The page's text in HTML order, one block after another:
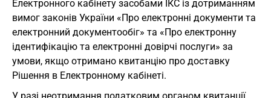
Електронного кабінету засобами ІКС із дотриманням
вимог законів України «Про електронні документи та
електронний документообіг» та «Про електронну
ідентифікацію та електронні довірчі послуги» за
умови, якщо отримано квитанцію про доставку
Рішення в Електронному кабінеті.